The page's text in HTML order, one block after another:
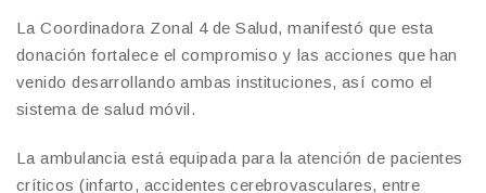
La Coordinadora Zonal 4 de Salud, manifestó que esta
donación fortalece el compromiso y las acciones que han
venido desarrollando ambas instituciones, así como el
sistema de salud móvil.
La ambulancia está equipada para la atención de pacientes
críticos (infarto, accidentes cerebrovasculares, entre